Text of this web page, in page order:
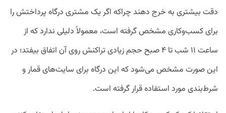
دقت بیشتری به خرج دهند چراکه اگر یک مشتری درگاه پرداختش را
برای کسب‌وکاری مشخص گرفته است، معمولاً دلیلی ندارد که از
ساعت ۱۱ شب تا ۴ صبح حجم زیادی تراکنش روی آن اتفاق بیفتد؛ در
این صورت مشخص می‌شود که این درگاه برای سایت‌های قمار و
شرط‌بندی مورد استفاده قرار گرفته است.